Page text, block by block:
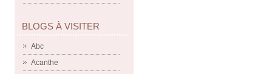
BLOGS À VISITER
Abc
Acanthe